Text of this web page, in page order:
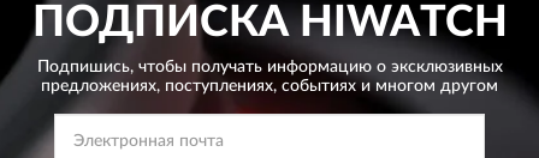
ПОДПИСКАHIWATCH
Подпишись, чтобы получать информацию о эксклюзивных
предложениях, поступлениях, событиях и многом другом